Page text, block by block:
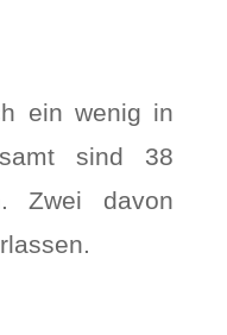
ein wenig in
sind 38
Zwei davon